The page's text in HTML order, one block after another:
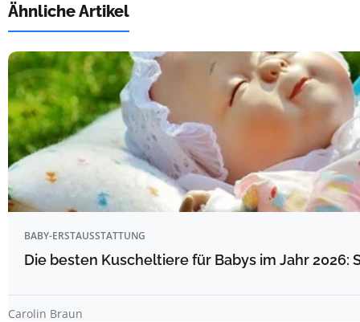
Ähnliche Artikel
BABY-ERSTAUSSTATTUNG
Die besten Kuscheltiere für Babys im Jahr 2026:
Carolin Braun